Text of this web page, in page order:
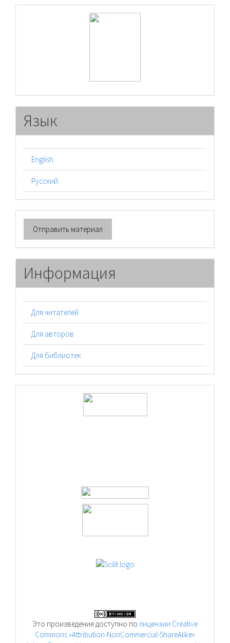
Язык
English
Русский
Отправить
материал
Отправить материал
Информация
Для читателей
Для авторов
Для библиотек
Это произведение доступно по лицензии Creative
Commons «Attribution-NonCommercial-ShareAlike»